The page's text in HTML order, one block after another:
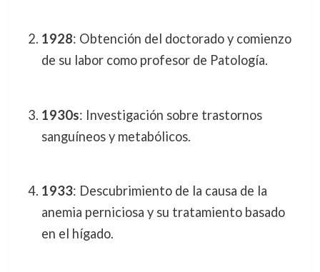
1928: Obtención del doctorado y comienzo
de su labor como profesor de Patología.
1930s: Investigación sobre trastornos
sanguíneos y metabólicos.
1933: Descubrimiento de la causa de la
anemia perniciosa y su tratamiento basado
en el hígado.